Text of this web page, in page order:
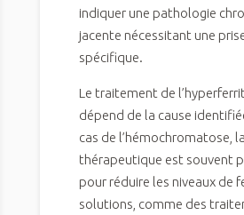
indiquer une pathologie
jacente nécessitant une
spécifique.
Le traitement de
dépend de la cause
cas de l’hémochromatose,
thérapeutique est souvent
pour réduire les niveaux de
solutions, comme des